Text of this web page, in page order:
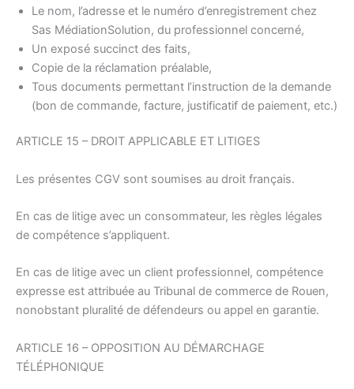
Le nom, l’adresse et le numéro d’enregistrement chez
Sas MédiationSolution, du professionnel concerné,
Un exposé succinct des faits,
Copie de la réclamation préalable,
Tous documents permettant l’instruction de la demande
(bon de commande, facture, justificatif de paiement, etc.)
ARTICLE 15 – DROIT APPLICABLE ET LITIGES
Les présentes CGV sont soumises au droit français.
En cas de litige avec un consommateur, les règles légales
de compétence s’appliquent.
En cas de litige avec un client professionnel, compétence
expresse est attribuée au Tribunal de commerce de Rouen,
nonobstant pluralité de défendeurs ou appel en garantie.
ARTICLE 16 – OPPOSITION AU DÉMARCHAGE
TÉLÉPHONIQUE